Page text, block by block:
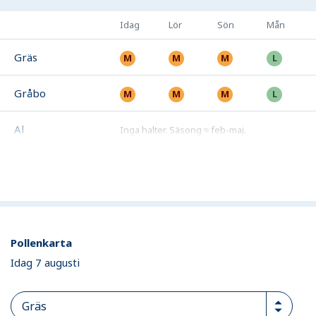
Idag Lör Sön Mån
Gräs
Gråbo
Al Inga halter. Säsong ≈ feb-maj.
Pollenkarta
Idag 7 augusti